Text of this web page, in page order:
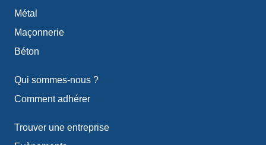
Métal
Maçonnerie
Béton
Qui sommes-nous ?
Comment adhérer
Trouver une entreprise